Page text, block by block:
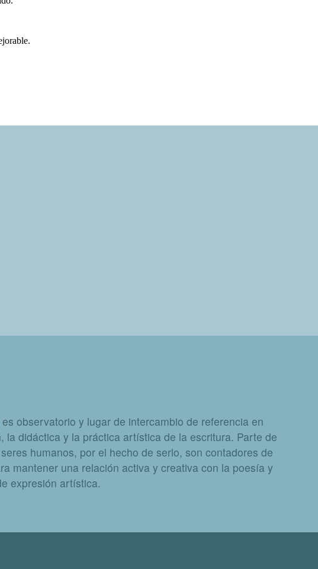
es observatorio y lugar de intercambio de referencia en
la didáctica y la práctica artística de la escritura. Parte de
humanos, por el hecho de serlo, son contadores de
mantener una relación activa y creativa con la poesía y
expresión artística.